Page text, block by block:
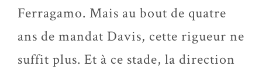
Ferragamo. Mais au bout de quatre
ans de mandat Davis, cette rigueur ne
suffit plus. Et à ce stade, la direction